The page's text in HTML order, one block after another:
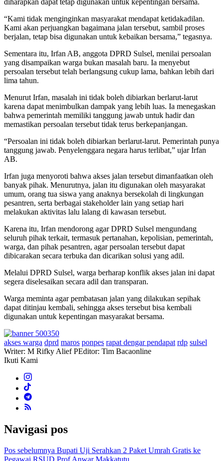
diharapkan dapat tetap digunakan untuk kepentingan bersama.
“Kami tidak menginginkan masyarakat mendapat ketidakadilan.
Kami akan perjuangkan bagaimana jalan tersebut, sambil proses
berjalan, tetap bisa digunakan untuk kebaikan bersama,” tegasnya.
Sementara itu, Irfan AB, anggota DPRD Sulsel, menilai persoalan
yang disampaikan warga bukan masalah baru. Ia menyebut
persoalan tersebut telah berlangsung cukup lama, bahkan lebih dari
lima tahun.
Menurut Irfan, masalah ini tidak boleh dibiarkan berlarut-larut
karena dapat menimbulkan dampak yang lebih luas. Ia menegaskan
bahwa pemerintah memiliki tanggung jawab untuk hadir dan
memastikan persoalan tersebut tidak terus berkepanjangan.
“Persoalan ini tidak boleh dibiarkan berlarut-larut. Pemerintah punya
tanggung jawab. Penyelenggara negara harus terlibat,” ujar Irfan
AB.
Irfan juga menyoroti bahwa akses jalan tersebut dimanfaatkan oleh
banyak pihak. Menurutnya, jalan itu digunakan oleh masyarakat
umum, orang tua siswa yang anaknya bersekolah di lingkungan
pesantren, serta berbagai stakeholder lain yang setiap hari
melakukan aktivitas lalu lalang di kawasan tersebut.
Karena itu, Irfan mendorong agar DPRD Sulsel mengundang
seluruh pihak terkait, termasuk pertanahan, kepolisian, pemerintah,
warga, dan pihak pesantren, agar persoalan tersebut dapat
dibicarakan secara terbuka dan dicarikan solusi yang adil.
Melalui DPRD Sulsel, warga berharap konflik akses jalan ini dapat
segera diselesaikan secara adil dan transparan.
Warga meminta agar pembatasan jalan yang dilakukan sepihak
dapat ditinjau kembali, sehingga akses tersebut bisa kembali
digunakan untuk kepentingan masyarakat bersama.
akses warga dprd maros ponpes rapat dengar pendapat rdp sulsel
Writer: M Rifky Alief PEditor: Tim Bacaonline
Ikuti Kami
Navigasi pos
Pos sebelumnya Bupati Uji Serahkan 2 Paket Umrah Gratis ke
Pegawai RSUD Prof Anwar Makkatutu